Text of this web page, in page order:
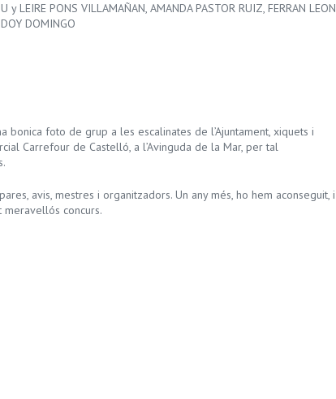
y LEIRE PONS VILLAMAÑAN, AMANDA PASTOR RUIZ, FERRAN LEON
DOMINGO
bonica foto de grup a les escalinates de l’Ajuntament, xiquets i
Carrefour de Castelló, a l’Avinguda de la Mar, per tal
avis, mestres i organitzadors. Un any més, ho hem aconseguit, i
meravellós concurs.